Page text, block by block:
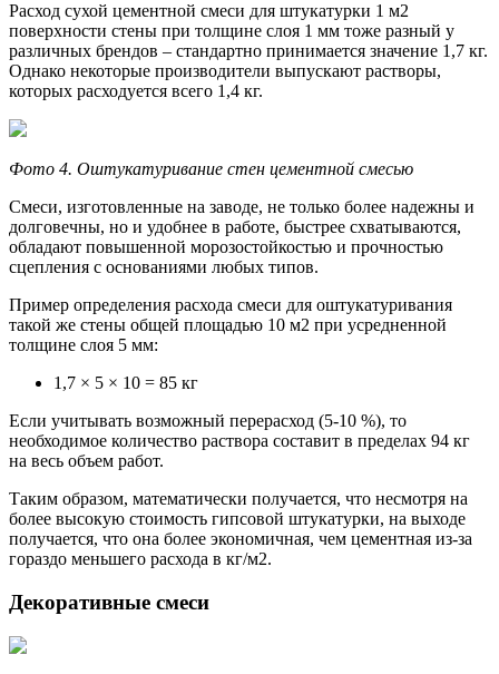
Расход сухой цементной смеси для штукатурки 1 м2
поверхности стены при толщине слоя 1 мм тоже разный у
различных брендов – стандартно принимается значение 1,7 кг.
Однако некоторые производители выпускают растворы,
которых расходуется всего 1,4 кг.
Фото 4. Оштукатуривание стен цементной смесью
Смеси, изготовленные на заводе, не только более надежны и
долговечны, но и удобнее в работе, быстрее схватываются,
обладают повышенной морозостойкостью и прочностью
сцепления с основаниями любых типов.
Пример определения расхода смеси для оштукатуривания
такой же стены общей площадью 10 м2 при усредненной
толщине слоя 5 мм:
1,7 × 5 × 10 = 85 кг
Если учитывать возможный перерасход (5-10 %), то
необходимое количество раствора составит в пределах 94 кг
на весь объем работ.
Таким образом, математически получается, что несмотря на
более высокую стоимость гипсовой штукатурки, на выходе
получается, что она более экономичная, чем цементная из-за
гораздо меньшего расхода в кг/м2.
Декоративные смеси